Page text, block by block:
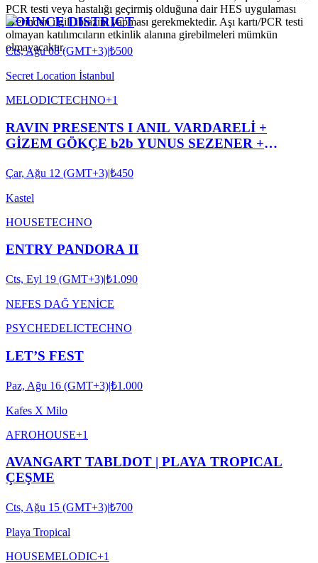
PCR testi veya hastalığı geçirmiş olduğuna dair HES uygulaması
üzerinden ilgili ibrazını yapması gerekmektedir. Aşı kartı/PCR testi
olmayan katılımcıların etkinlik alanına girebilmeleri mümkün
olmayacaktır.
BOUNCE DISTRICT
Cts, Ağu 08 (GMT+3)|₺500
Secret Location İstanbul
MELODICTECHNO+1
RAVIN PRESENTS I ANIL VARDARELİ +
GİZEM GÖKÇE b2b YUNUS SEZENER +
Çar, Ağu 12 (GMT+3)|₺450
Kastel
HOUSETECHNO
ENTRY PANDORA II
Cts, Eyl 19 (GMT+3)|₺1.090
NEFES DAĞ YENİCE
PSYCHEDELICTECHNO
LET’S FEST
Paz, Ağu 16 (GMT+3)|₺1.000
Kafes X Milo
AFROHOUSE+1
AVANGART TABLDOT | PLAYA TROPICAL
ÇEŞME
Cts, Ağu 15 (GMT+3)|₺700
Playa Tropical
HOUSEMELODIC+1